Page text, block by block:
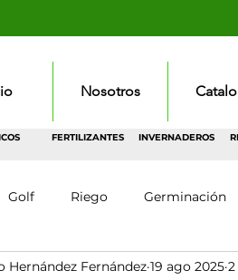
Nosotros
FERTILIZANTES INVERNADEROS
Golf Riego Germinación
Hernández Fernández 19 ago 2025